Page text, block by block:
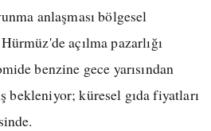
anlaşması bölgesel
açılma pazarlığı
benzine gece yarısından
bekleniyor; küresel gıda fiyatları